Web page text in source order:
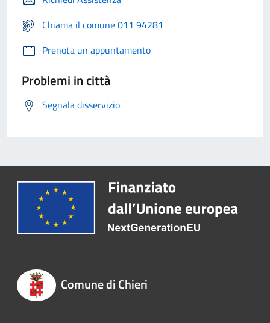
Chiama il comune 011 94281
Prenota un appuntamento
Problemi in città
Segnala disservizio
Comune di Chieri